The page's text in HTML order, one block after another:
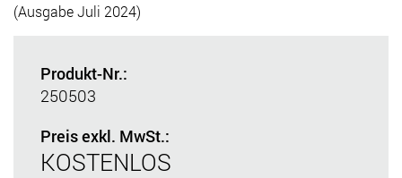
(Ausgabe Juli 2024)
Produkt-Nr.:
250503
Preis exkl. MwSt.:
KOSTENLOS